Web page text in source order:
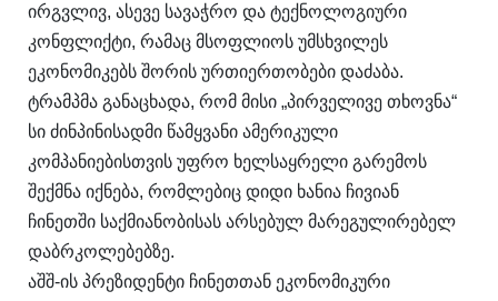
ირგვლივ, ასევე სავაჭრო და ტექნოლოგიური
კონფლიქტი, რამაც მსოფლიოს უმსხვილეს
ეკონომიკებს შორის ურთიერთობები დაძაბა.
ტრამპმა განაცხადა, რომ მისი „პირველივე თხოვნა“
სი ძინპინისადმი წამყვანი ამერიკული
კომპანიებისთვის უფრო ხელსაყრელი გარემოს
შექმნა იქნება, რომლებიც დიდი ხანია ჩივიან
ჩინეთში საქმიანობისას არსებულ მარეგულირებელ
დაბრკოლებებზე.
აშშ-ის პრეზიდენტი ჩინეთთან ეკონომიკური